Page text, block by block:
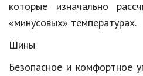
которые изначально
«минусовых» температурах.
Шины
Безопасное и комфортное